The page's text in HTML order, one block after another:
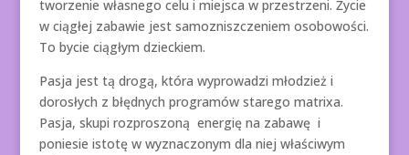
tworzenie własnego celu i miejsca w przestrzeni. Życie
w ciągłej zabawie jest samozniszczeniem osobowości.
To bycie ciągłym dzieckiem.
Pasja jest tą drogą, która wyprowadzi młodzież i
dorosłych z błędnych programów starego matrixa.
Pasja, skupi rozproszoną energię na zabawę i
poniesie istotę w wyznaczonym dla niej właściwym